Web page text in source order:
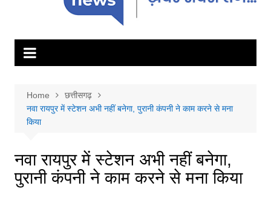
Home
छत्तीसगढ़
नवा रायपुर में स्टेशन अभी नहीं बनेगा, पुरानी कंपनी ने काम करने से मना
किया
नवा रायपुर में स्टेशन अभी नहीं बनेगा,
पुरानी कंपनी ने काम करने से मना किया